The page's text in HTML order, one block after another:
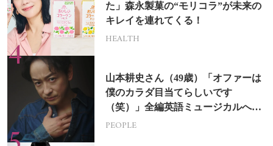
た」森永製菓の“モリコラ”が未来の
キレイを連れてくる！
HEALTH
山本耕史さん（49歳）「オファーは
僕のカラダ目当てらしいです
（笑）」全編英語ミュージカルへの
挑戦
PEOPLE